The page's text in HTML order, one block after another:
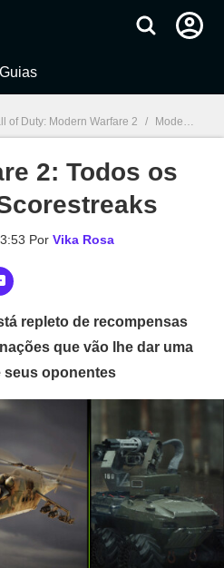
Guias
of Duty: Modern Warfare 2 / Modern Warfare 2: Todos os Killstreaks e Scorestreaks
2: Todos os
Por Vika Rosa
repleto de recompensas
que vão lhe dar uma
seus oponentes